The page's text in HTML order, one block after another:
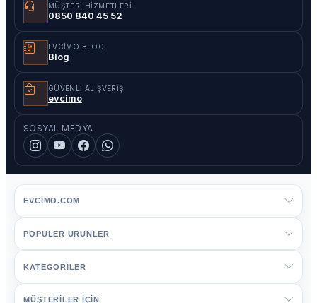
MÜŞTERI HIZMETLERI
0850 840 45 52
EVCIMO BLOG
Blog
GÜVENLI ALIŞVERIŞ
evcimo
SOSYAL MEDYA
EVCIMO.COM
POPÜLER ÜRÜNLER
KATEGORİLER
MÜŞTERİLER İÇİN